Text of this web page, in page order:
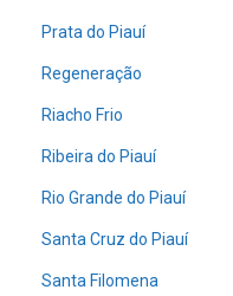
Prata do Piauí
Regeneração
Riacho Frio
Ribeira do Piauí
Rio Grande do Piauí
Santa Cruz do Piauí
Santa Filomena